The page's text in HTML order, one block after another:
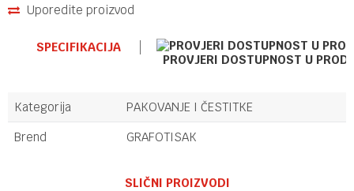
Uporedite proizvod
SPECIFIKACIJA
PROVJERI DOSTUPNOST U
Kategorija
PAKOVANJE I ČESTITKE
Brend
GRAFOTISAK
SLIČNI PROIZVODI